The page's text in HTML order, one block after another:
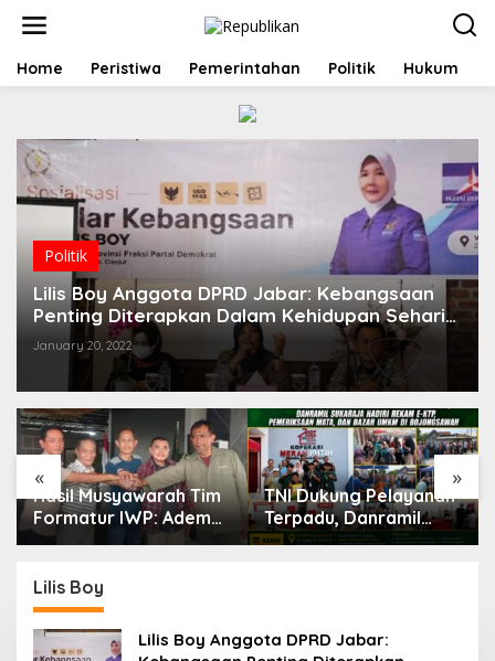
t
Home Peristiwa Pemerintahan Politik Hukum
Politik
Lilis Boy Anggota DPRD Jabar: Kebangsaan
Penting Diterapkan Dalam Kehidupan Sehari-
hari
January 20, 2022
« »
Hasil Musyawarah Tim
Formatur IWP: Adem
Sutisna Ditetapkan
Jabar Periode 2026–
2028
TNI Dukung Pelayanan
Terpadu, Danramil
Sukaraja Hadiri Rekam
Lilis Boy
Lilis Boy Anggota DPRD Jabar: